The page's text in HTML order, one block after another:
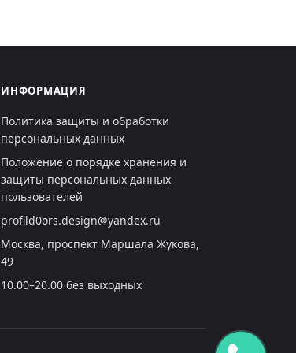
ИНФОРМАЦИЯ
Политика защиты и обработки
персональных данных
Положение о порядке хранения и
защиты персональных данных
пользователей
profild0ors.design@yandex.ru
Москва, проспект Маршала Жукова,
49
10.00–20.00 без выходных